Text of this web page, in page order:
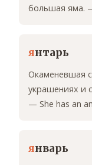
большая яма.
янтарь
Окаменевшая
украшениях и
— She has an
январь